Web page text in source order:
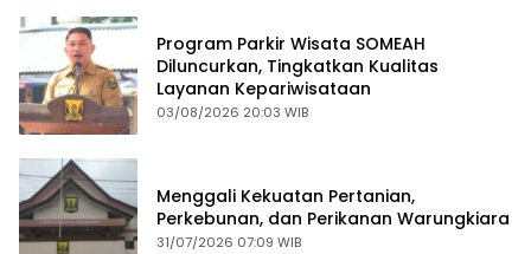
Program Parkir Wisata SOMEAH
Diluncurkan, Tingkatkan Kualitas
Layanan Kepariwisataan
03/08/2026 20:03 WIB
Menggali Kekuatan Pertanian,
Perkebunan, dan Perikanan Warungkiara
31/07/2026 07:09 WIB